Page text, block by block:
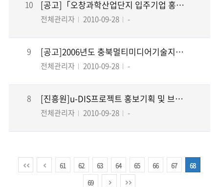
10 [공고]「오창과학산업단지 입주기업 홍보동영상 지원 사업」용역 업체 선정을 위한 제안서 제출...
전체관리자 2010-09-28 -
9 [공고]2006년도 충북멀티미디어기술지원센터 시설·장비 구축
전체관리자 2010-09-28 -
8 [진흥원]u-DIS프로젝트 홍보기획 및 브랜드개발 업체 선정 결과안내
전체관리자 2010-09-28 -
61 62 63 64 65 66 67
68
69